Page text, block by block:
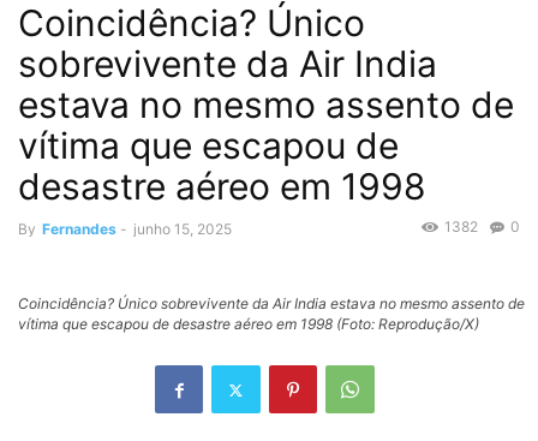
Coincidência? Único
sobrevivente da Air India
estava no mesmo assento de
vítima que escapou de
desastre aéreo em 1998
By Fernandes - junho 15, 2025 0
1382
Coincidência? Único sobrevivente da Air India estava no mesmo assento de
vítima que escapou de desastre aéreo em 1998 (Foto: Reprodução/X)